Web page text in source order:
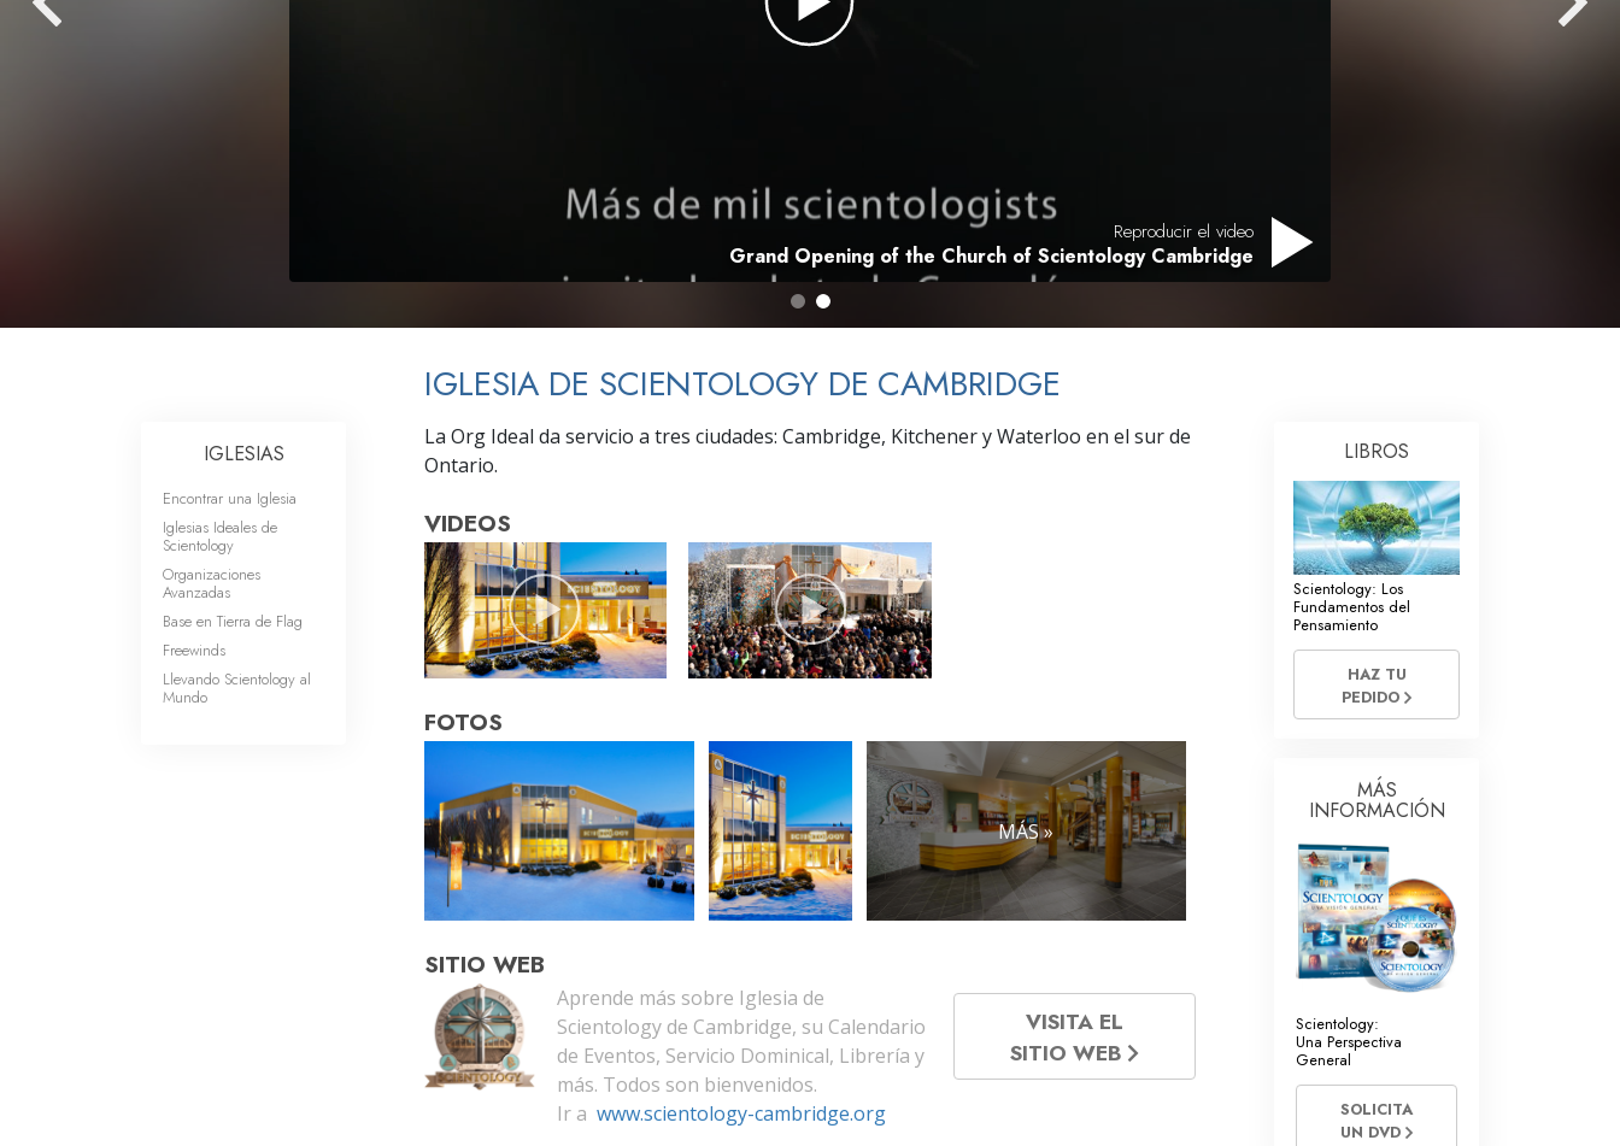
La Causa de la Supresión
Investigaciones
Los Fundamentos de la Organización
La Tecnología de Estudio
La Comunicación
Reproducir el video
Grand Opening of the Church of Scientology Cambridge
IGLESIA DE SCIENTOLOGY DE CAMBRIDGE
La Org Ideal da servicio a tres ciudades: Cambridge, Kitchener y Waterloo en el sur de
Ontario.
VIDEOS
FOTOS
MÁS »
SITIO WEB
Aprende más sobre Iglesia de
Scientology de Cambridge, su Calendario
de Eventos, Servicio Dominical, Librería y
más. Todos son bienvenidos.
Ir a www.scientology-cambridge.org
VISITA EL
SITIO WEB
IGLESIAS
Encontrar una Iglesia
Iglesias Ideales de
Scientology
Organizaciones
Avanzadas
Base en Tierra de Flag
Freewinds
Llevando Scientology al
Mundo
LIBROS
Scientology: Los
Fundamentos del
Pensamiento
HAZ TU
PEDIDO
MÁS
INFORMACIÓN
Scientology:
Una Perspectiva
General
SOLICITA
UN DVD